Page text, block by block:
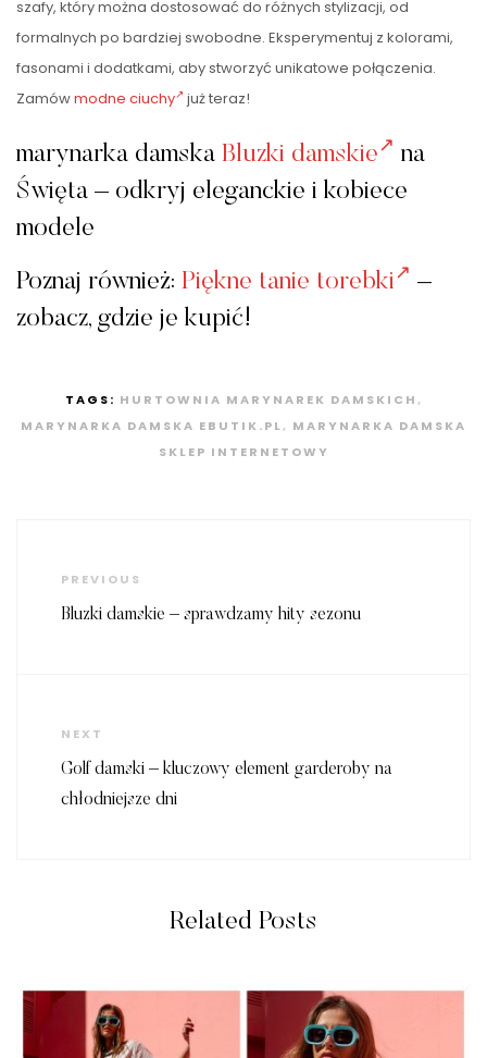
szafy, który można dostosować do różnych stylizacji, od
formalnych po bardziej swobodne. Eksperymentuj z kolorami,
fasonami i dodatkami, aby stworzyć unikatowe połączenia.
Zamówmodne ciuchy już teraz!
marynarka damska Bluzki damskie
na
Święta – odkryj eleganckie i kobiece
modele
Poznaj również: Piękne tanie torebki
–
zobacz, gdzie je kupić!
TAGS: HURTOWNIA MARYNAREK DAMSKICH ,
MARYNARKA DAMSKA EBUTIK.PL, MARYNARKA DAMSKA
SKLEP INTERNETOWY
wpisu
Previous
Post
PREVIOUS
Bluzki damskie – sprawdzamy hity sezonu
Next
Post
NEXT
Golf damski – kluczowy element garderoby na
chłodniejsze dni
Related Posts